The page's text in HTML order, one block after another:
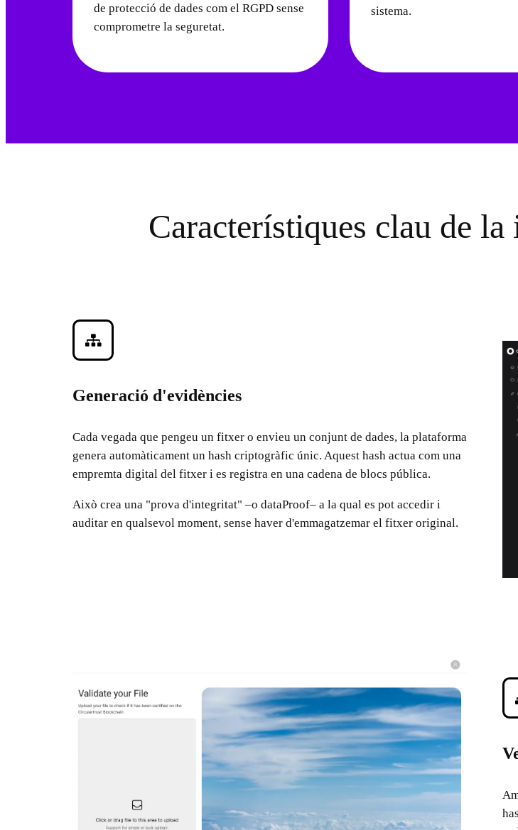
de protecció de dades com el RGPD sense
comprometre la seguretat.
sistema.
Característiques clau de
Generació d'evidències
Cada vegada que pengeu un fitxer o envieu un conjunt de dades, la plataforma
genera automàticament un hash criptogràfic únic. Aquest hash actua com una
empremta digital del fitxer i es registra en una cadena de blocs pública.
Això crea una "prova d'integritat" –o dataProof– a la qual es pot accedir i
auditar en qualsevol moment, sense haver d'emmagatzemar el fitxer original.